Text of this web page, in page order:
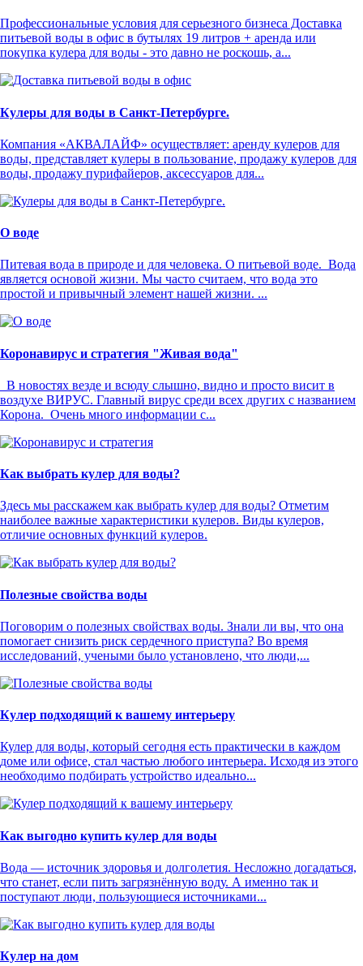
Профессиональные условия для серьезного бизнеса Доставка
питьевой воды в офис в бутылях 19 литров + аренда или
покупка кулера для воды - это давно не роскошь, а...
Кулеры для воды в Санкт-Петербурге.
Компания «АКВАЛАЙФ» осуществляет: аренду кулеров для
воды, представляет кулеры в пользование, продажу кулеров для
воды, продажу пурифайеров, аксессуаров для...
О воде
Питевая вода в природе и для человека. О питьевой воде. Вода
является основой жизни. Мы часто считаем, что вода это
простой и привычный элемент нашей жизни. ...
Коронавирус и стратегия "Живая вода"
В новостях везде и всюду слышно, видно и просто висит в
воздухе ВИРУС. Главный вирус среди всех других с названием
Корона. Очень много информации с...
Как выбрать кулер для воды?
Здесь мы расскажем как выбрать кулер для воды? Отметим
наиболее важные характеристики кулеров. Виды кулеров,
отличие основных функций кулеров.
Полезные свойства воды
Поговорим о полезных свойствах воды. Знали ли вы, что она
помогает снизить риск сердечного приступа? Во время
исследований, учеными было установлено, что люди,...
Кулер подходящий к вашему интерьеру
Кулер для воды, который сегодня есть практически в каждом
доме или офисе, стал частью любого интерьера. Исходя из этого
необходимо подбирать устройство идеально...
Как выгодно купить кулер для воды
Вода — источник здоровья и долголетия. Несложно догадаться,
что станет, если пить загрязнённую воду. А именно так и
поступают люди, пользующиеся источниками...
Кулер на дом